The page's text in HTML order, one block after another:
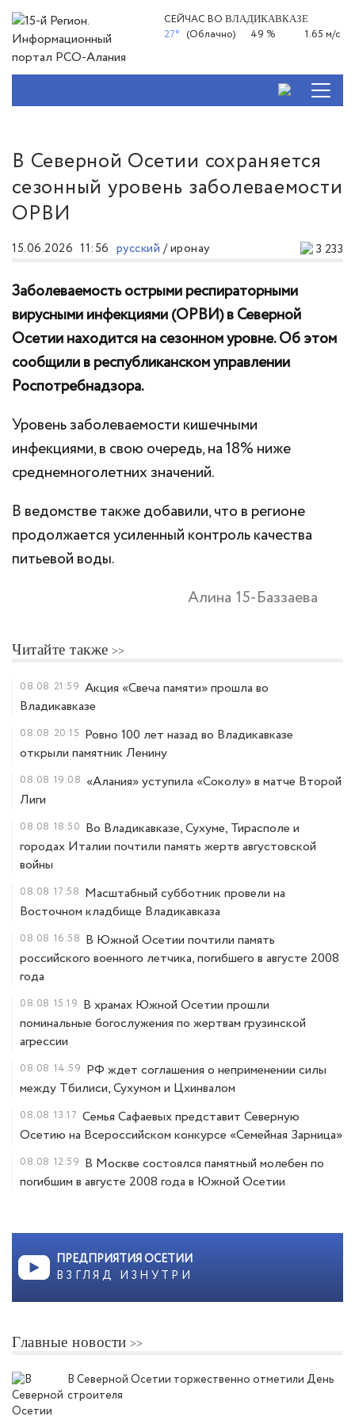
СЕЙЧАС ВОВЛАДИКАВКАЗЕ
27° (Облачно) 49 % 1.65 м/с
В Северной Осетии сохраняется
сезонный уровень заболеваемости
ОРВИ
15.06.2026 11:56 русский /иронау 3 233
Заболеваемость острыми респираторными
вирусными инфекциями (ОРВИ) в Северной
Осетии находится на сезонном уровне. Об этом
сообщили в республиканском управлении
Роспотребнадзора.
Уровень заболеваемости кишечными
инфекциями, в свою очередь, на 18% ниже
среднемноголетних значений.
В ведомстве также добавили, что в регионе
продолжается усиленный контроль качества
питьевой воды.
Алина 15-Баззаева
Читайте также
08.08 21:59 Акция «Свеча памяти» прошла во
Владикавказе
08.08 20:15 Ровно 100 лет назад во Владикавказе
открыли памятник Ленину
08.08 19:08 «Алания» уступила «Соколу» в матче Второй
Лиги
08.08 18:50 Во Владикавказе, Сухуме, Тирасполе и
городах Италии почтили память жертв августовской
войны
08.08 17:58 Масштабный субботник провели на
Восточном кладбище Владикавказа
08.08 16:58 В Южной Осетии почтили память
российского военного летчика, погибшего в августе 2008
года
08.08 15:19 В храмах Южной Осетии прошли
поминальные богослужения по жертвам грузинской
агрессии
08.08 14:59 РФ ждет соглашения о неприменении силы
между Тбилиси, Сухумом и Цхинвалом
08.08 13:17 Семья Сафаевых представит Северную
Осетию на Всероссийском конкурсе «Семейная Зарница»
08.08 12:59 В Москве состоялся памятный молебен по
погибшим в августе 2008 года в Южной Осетии
ПРЕДПРИЯТИЯ ОСЕТИИ
ВЗГЛЯД ИЗНУТРИ
Главные новости
В Северной Осетии торжественно отметили День
строителя